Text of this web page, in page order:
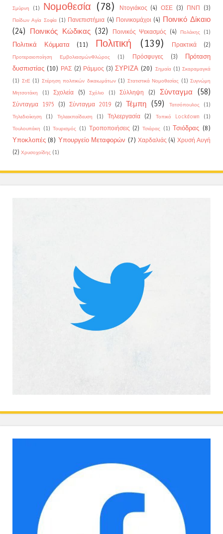
Σμύρνη (1) Νομοθεσία (78) Ντογιάκος (4) ΟΣΕ (3) ΠΝΠ (3)
Παίδων Αγία Σοφία (1) Πανεπιστήμια (4) Ποινικομάχοι (4) Ποινικό Δίκαιο
(24)
Ποινικός Κώδικας (32) Ποινικός Ψεκασμός (4) Πολάκης (1)
Πολιτικά Κόμματα (11) Πολιτική (139) Πρακτικά (2)
Προτεραιοποίηση ΕμβολιασμώνΦλώρος (1) Πρόσφυγες (3)
Πρόταση
δυσπιστίας (10) ΡΑΣ (2) Ράμμος (3) ΣΥΡΙΖΑ (20) Σημαία (1) Σκαραμαγκά
(1) ΣτΕ (1) Στέρηση πολιτικών δικαιωμάτων (1) Στατιστικά Νομοθεσίας (1) Συγνώμη
Μητσοτάκη
(1) Σχολεία (5) Σχόλιο (1) Σύλληψη (2) Σύνταγμα (58)
Σύνταγμα 1975 (3) Σύνταγμα 2019 (2) Τέμπη (59) Τατσόπουλος
(1)
Τηλεδιοίκηση
(1) Τηλεεκπαίδευση (1) Τηλεεργασία (2) Τοπικό Lockdown
(1)
Τουλουπάκη
(1) Τουρισμός (1) Τροποποιήσεις (2) Τσιάρας (1) Τσιόδρας (8)
Υποκλοπές (8) Υπουργείο Μεταφορών (7) Χαρδαλιάς (4) Χρυσή Αυγή
(2) Χρυσοχοίδης (1)